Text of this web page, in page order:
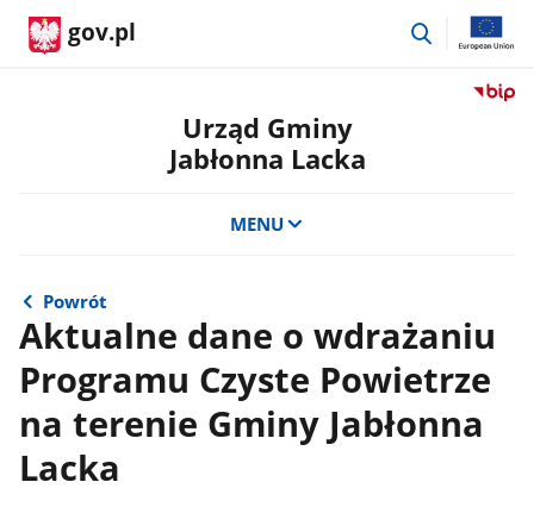
gov.pl
przejdź
Przejdź
Urząd Gminy
Jabłonna Lacka
MENU
Powrót
Aktualne dane o wdrażaniu
Programu Czyste Powietrze
na terenie Gminy Jabłonna
Lacka